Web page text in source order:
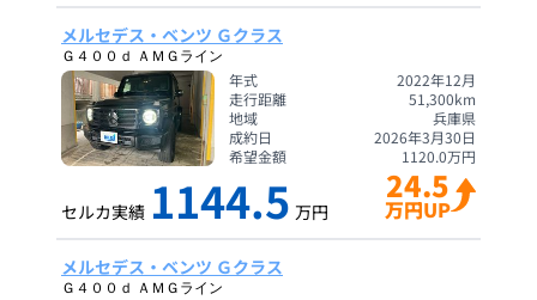
メルセデス・ベンツ Ｇクラス
Ｇ４００ｄ ＡＭＧライン
年式
2022年12月
走行距離
51,300km
地域
兵庫県
成約日
2026年3月30日
希望金額
1120.0万円
セルカ実績 1144.5 万円
24.5
万円UP
メルセデス・ベンツ Ｇクラス
Ｇ４００ｄ ＡＭＧライン